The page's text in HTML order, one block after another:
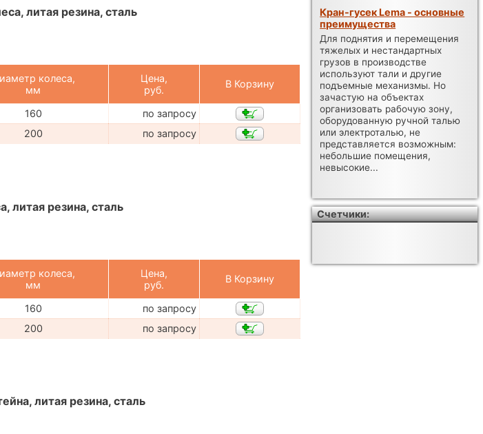
литая резина, сталь
колеса,
мм
Цена,
руб.
В Корзину
160
по запросу
200 по запросу
литая резина, сталь
колеса,
мм
Цена,
руб.
В Корзину
160
по запросу
200 по запросу
литая резина, сталь
Кран-гусек Lema - основные
преимущества
Для поднятия и перемещения
тяжелых и нестандартных
грузов в производстве
используют тали и другие
подъемные механизмы. Но
зачастую на объектах
организовать рабочую зону,
оборудованную ручной талью
или электроталью, не
представляется возможным:
небольшие помещения,
невысокие...
Счетчики: